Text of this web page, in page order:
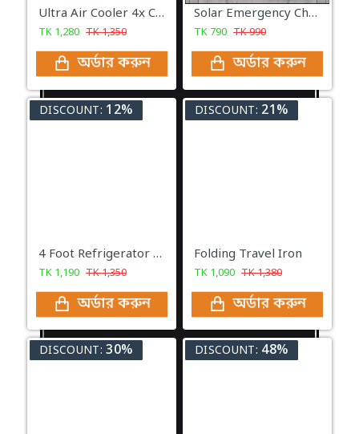
Ultra Air Cooler 4x Cooling
TK 1,280 TK1,350
অর্ডার করুন
Solar Emergency Charging Lamp
TK 790 TK990
অর্ডার করুন
DISCOUNT: 12%
4 Foot Refrigerator Bracket Stand
TK 1,190 TK1,350
অর্ডার করুন
DISCOUNT: 21%
Folding Travel Iron
TK 1,090 TK1,380
অর্ডার করুন
DISCOUNT: 30% DISCOUNT: 48%